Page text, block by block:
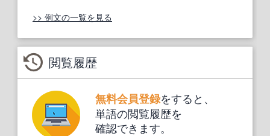
>> 例文の一覧を見る
閲覧履歴
無料会員登録をすると、
単語の閲覧履歴を
確認できます。